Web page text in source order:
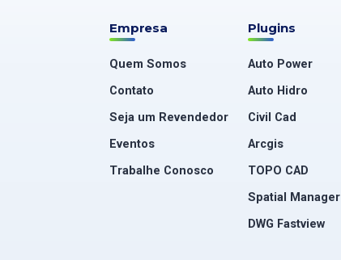
Empresa
Quem Somos
Contato
Seja um Revendedor
Eventos
Trabalhe Conosco
Plugins
Auto Power
Auto Hidro
Civil Cad
Arcgis
TOPO CAD
Spatial Manager
DWG Fastview